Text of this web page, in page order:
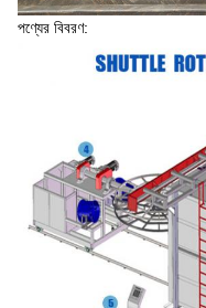
পণ্যের বিবরণ: